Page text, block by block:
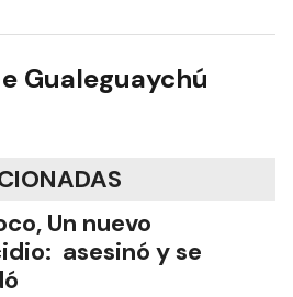
Gualeguaychú
Un nuevo
asesinó y se